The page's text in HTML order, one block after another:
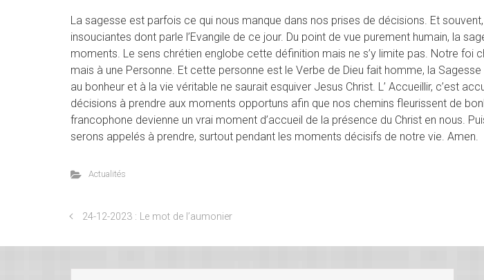
La sagesse est parfois ce qui nous manque dans nos prises de décisions. Et
insouciantes dont parle l’Evangile de ce jour. Du point de vue purement humain, la
moments. Le sens chrétien englobe cette définition mais ne s’y limite pas. Notre foi
mais à une Personne. Et cette personne est le Verbe de Dieu fait homme, la
au bonheur et à la vie véritable ne saurait esquiver Jesus Christ. L’ Accueillir, c’est
décisions à prendre aux moments opportuns afin que nos chemins fleurissent de
francophone devienne un vrai moment d’accueil de la présence du Christ en nous.
serons appelés à prendre, surtout pendant les moments décisifs de notre vie. Amen.
Actualités
24-12-2023 : Le mot de l’aumonier